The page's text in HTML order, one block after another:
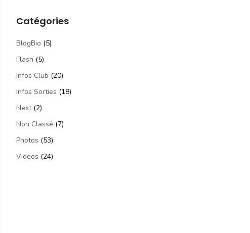
Catégories
BlogBio (5)
Flash (5)
Infos Club (20)
Infos Sorties (18)
Next(2)
Non Classé (7)
Photos (53)
Videos (24)